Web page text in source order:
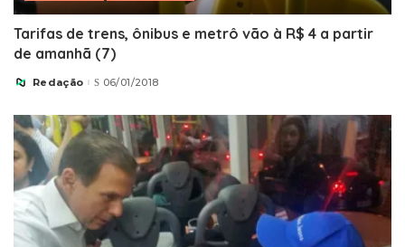
Tarifas de trens, ônibus e metrô vão à R$ 4 a partir
de amanhã (7)
Posted
Redação 06/01/2018